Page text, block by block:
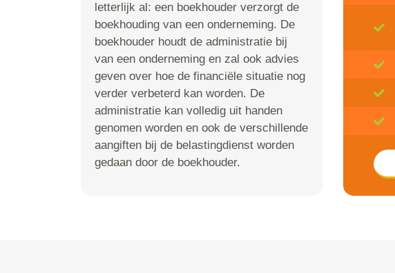
letterlijk al: een boekhouder verzorgt de
boekhouding van een onderneming. De
boekhouder houdt de administratie bij
van een onderneming en zal ook advies
geven over hoe de financiële situatie nog
verder verbeterd kan worden. De
administratie kan volledig uit handen
genomen worden en ook de verschillende
aangiften bij de belastingdienst worden
gedaan door de boekhouder.